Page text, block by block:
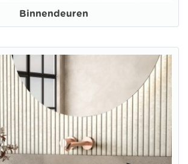
Binnendeuren